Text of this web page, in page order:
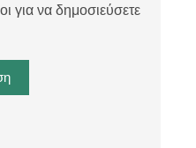
για να δημοσιεύσετε